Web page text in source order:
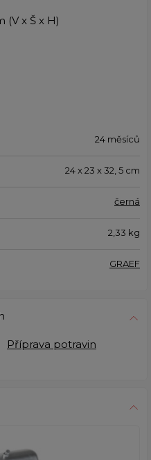
(V x Š x H)
24 měsíců
24 x 23 x 32, 5 cm
černá
2,33 kg
GRAEF
Příprava potravin